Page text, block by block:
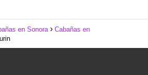
en Sonora
Cabañas en